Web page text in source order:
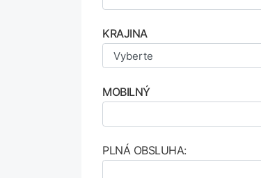
KRAJINA
MOBILNÝ
PLNÁ OBSLUHA: